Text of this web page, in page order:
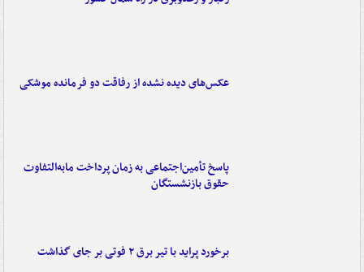
عکس‌های دیده نشده از رفاقت دو فرمانده‌ موشکی
پاسخ تأمین‌اجتماعی به زمان پرداخت مابه‌التفاوت
حقوق بازنشستگان
برخورد پراید با تیر برق ۲ فوتی بر جای گذاشت